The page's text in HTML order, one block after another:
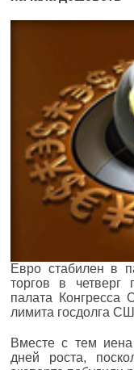
Евро стабилен в
торгов в четверг
палата
лимита госдолга
Вместе с тем
дней роста,